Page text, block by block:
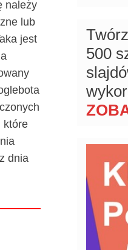
należy
lub
jest
które
dnia
Twórz
500